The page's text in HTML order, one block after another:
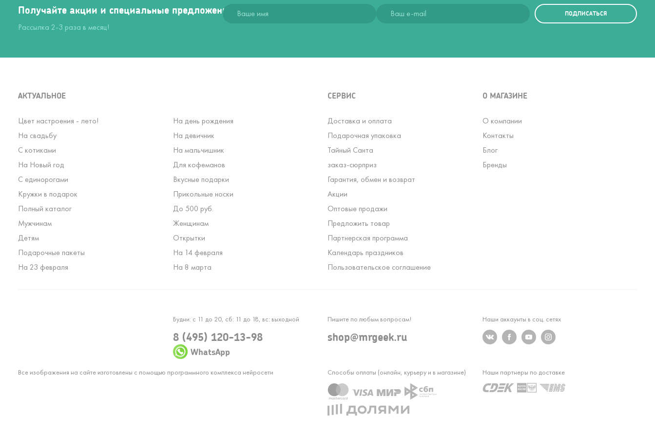
Получайте акции и специальные предложения
Рассылка 2-3 раза в месяц!
ПОДПИСАТЬСЯ
АКТУАЛЬНОЕ
Цвет настроения - лето!
На день рождения
На свадьбу
На девичник
С котиками
На мальчишник
На Новый год
Для кофеманов
С единорогами
Вкусные подарки
Кружки в подарок
Прикольные носки
Полный каталог
До 500 руб.
Мужчинам
Женщинам
Детям
Открытки
Подарочные пакеты
На 14 февраля
На 23 февраля
На 8 марта
СЕРВИС
Доставка и оплата
Подарочная упаковка
Тайный Санта
заказ-сюрприз
Гарантия, обмен и возврат
Акции
Оптовые продажи
Предложить товар
Партнерская программа
Календарь праздников
Пользовательское соглашение
О МАГАЗИНЕ
О компании
Контакты
Блог
Бренды
Будни: с 11 до 20, сб: 11 до 18, вс: выходной
8 (495) 120-13-98
WhatsApp
Пишите по любым вопросам!
shop@mrgeek.ru
Наши аккаунты в соц. сетях
Все изображения на сайте изготовлены с помощью программного комплекса нейросети Способы оплаты (онлайн, курьеру и в магазине) Наши партнеры по доставке